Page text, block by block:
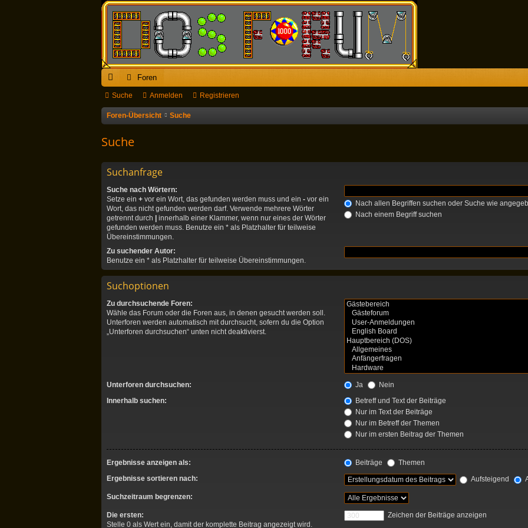
ch
ne
riff
Foren
Suche Anmelden Registrieren
Foren-Übersicht Suche
Suche
Suchanfrage
Suche nach Wörtern:
Setze ein + vor ein Wort, das gefunden werden muss und ein - vor ein
Wort, das nicht gefunden werden darf. Verwende mehrere Wörter
getrennt durch
innerhalb einer Klammer, wenn nur eines der Wörter
gefunden werden muss. Benutze ein * als Platzhalter für teilweise
Übereinstimmungen.
Nach allen Begriffen suchen oder Suche wie
Nach einem Begriff suchen
Zu suchender Autor:
Benutze ein * als Platzhalter für teilweise Übereinstimmungen.
Suchoptionen
Zu durchsuchende Foren:
Wähle das Forum oder die Foren aus, in denen gesucht werden soll.
Unterforen werden automatisch mit durchsucht, sofern du die Option
„Unterforen durchsuchen“ unten nicht deaktivierst.
Unterforen durchsuchen: Ja
Nein
Innerhalb suchen:
Betreff und Text der Beiträge
Nur im Text der Beiträge
Nur im Betreff der Themen
Nur im ersten Beitrag der Themen
Ergebnisse anzeigen als: Beiträge
Themen
Ergebnisse sortieren nach:
Aufsteigend
Suchzeitraum begrenzen:
Die ersten:
Stelle 0 als Wert ein, damit der komplette Beitrag angezeigt wird.
Zeichen der Beiträge anzeigen